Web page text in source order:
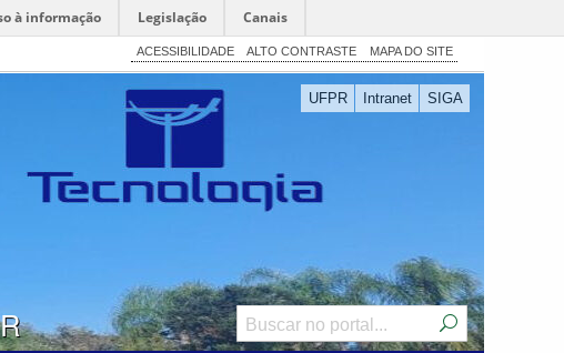
à informação Legislação Canais
ACESSIBILIDADE ALTO CONTRASTE MAPA DO SITE
UFPR Intranet SIGA